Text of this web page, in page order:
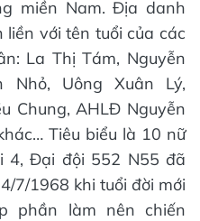
miền Nam. Địa danh
với tên tuổi của các
La Thị Tám, Nguyễn
Nhỏ, Uông Xuân Lý,
Chung, AHLĐ Nguyễn
Tiêu biểu là 10 nữ
4, Đại đội 552 N55 đã
7/1968 khi tuổi đời mới
phần làm nên chiến